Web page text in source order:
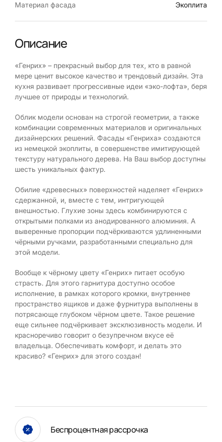
Материал фасада Экоплита
Описание
«Генрих» – прекрасный выбор для тех, кто в равной
мере ценит высокое качество и трендовый дизайн. Эта
кухня развивает прогрессивные идеи «эко-лофта», беря
лучшее от природы и технологий.
Облик модели основан на строгой геометрии, а также
комбинации современных материалов и оригинальных
дизайнерских решений. Фасады «Генриха» создаются
из немецкой экоплиты, в совершенстве имитирующей
текстуру натурального дерева. На Ваш выбор доступны
шесть уникальных фактур.
Обилие «древесных» поверхностей наделяет «Генрих»
сдержанной, и, вместе с тем, интригующей
внешностью. Глухие зоны здесь комбинируются с
открытыми полками из анодированного алюминия. А
выверенные пропорции подчёркиваются удлиненными
чёрными ручками, разработанными специально для
этой модели.
Вообще к чёрному цвету «Генрих» питает особую
страсть. Для этого гарнитура доступно особое
исполнение, в рамках которого кромки, внутреннее
пространство ящиков и даже фурнитура выполнены в
потрясающе глубоком чёрном цвете. Такое решение
еще сильнее подчёркивает эксклюзивность модели. И
красноречиво говорит о безупречном вкусе её
владельца. Обеспечивать комфорт, и делать это
красиво? «Генрих» для этого создан!
Беспроцентная рассрочка